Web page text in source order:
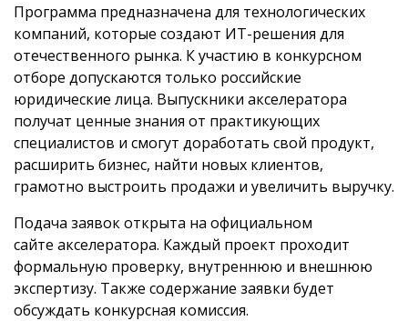
Программа предназначена для технологических
компаний, которые создают ИТ-решения для
отечественного рынка. К участию в конкурсном
отборе допускаются только российские
юридические лица. Выпускники акселератора
получат ценные знания от практикующих
специалистов и смогут доработать свой продукт,
расширить бизнес, найти новых клиентов,
грамотно выстроить продажи и увеличить выручку.
Подача заявок открыта на официальном
сайте акселератора. Каждый проект проходит
формальную проверку, внутреннюю и внешнюю
экспертизу. Также содержание заявки будет
обсуждать конкурсная комиссия.